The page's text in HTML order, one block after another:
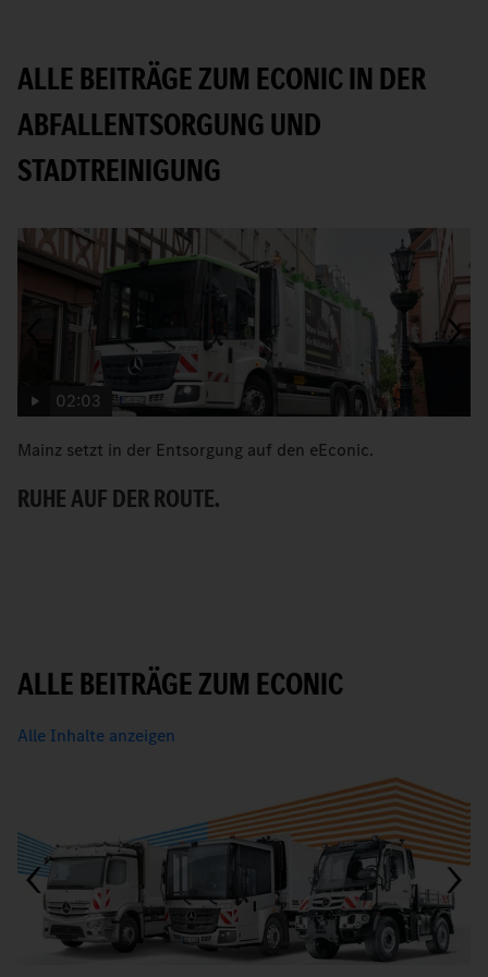
ALLE BEITRÄGE ZUM ECONIC IN DER
ABFALLENTSORGUNG UND
STADTREINIGUNG
02:03
Mainz setzt in der Entsorgung auf den eEconic.
RUHE AUF DER ROUTE.
ALLE BEITRÄGE ZUM ECONIC
Alle Inhalte anzeigen